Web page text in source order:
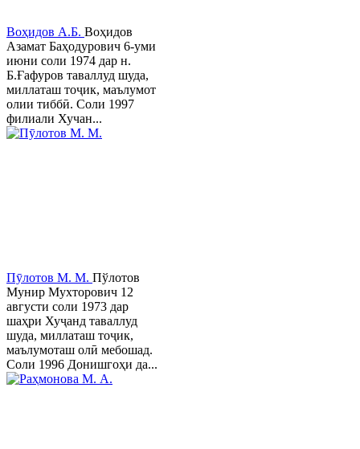
Воҳидов А.Б. Воҳидов
Азамат Баҳодурович 6-уми
июни соли 1974 дар н.
Б.Ғафуров таваллуд шуда,
миллаташ тоҷик, маълумот
олии тиббӣ. Соли 1997
филиали Хучан...
Пӯлотов М. М. Пўлотов
Мунир Мухторович 12
августи соли 1973 дар
шаҳри Хуҷанд таваллуд
шуда, миллаташ тоҷик,
маълумоташ олӣ мебошад.
Соли 1996 Донишгоҳи да...